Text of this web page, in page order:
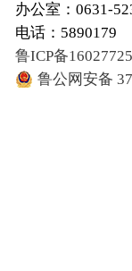
办公室：0631-
电话：5890179
鲁ICP备
鲁公网安备